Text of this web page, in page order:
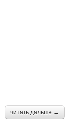
читать дальше →